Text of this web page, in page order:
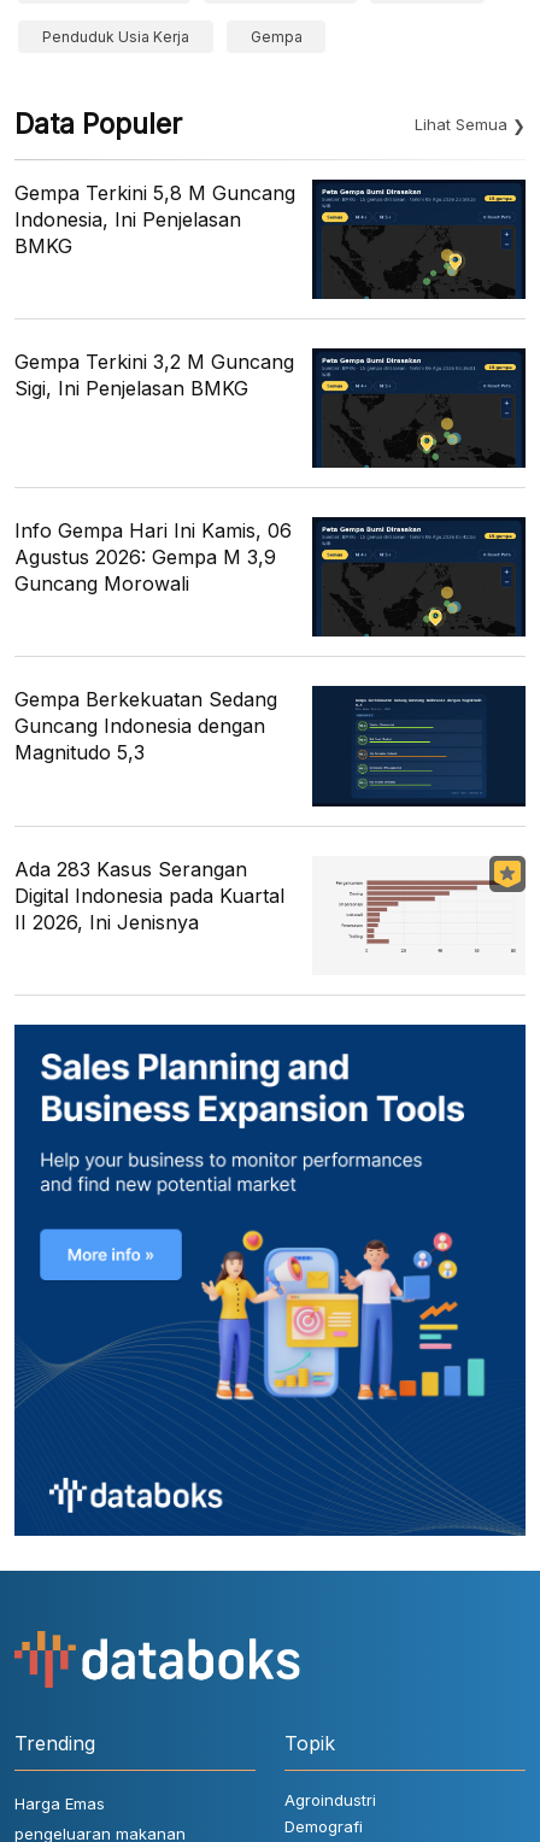
Penduduk Usia Kerja Gempa
Data Populer Lihat Semua
Gempa Terkini 5,8 M Guncang
Indonesia, Ini Penjelasan
BMKG
Gempa Terkini 3,2 M Guncang
Sigi, Ini Penjelasan BMKG
Info Gempa Hari Ini Kamis, 06
Agustus 2026: Gempa M 3,9
Guncang Morowali
Gempa Berkekuatan Sedang
Guncang Indonesia dengan
Magnitudo 5,3
Ada 283 Kasus Serangan
Digital Indonesia pada Kuartal
II 2026, Ini Jenisnya
Trending
Harga Emas
pengeluaran makanan
Topik
Agroindustri
Demografi